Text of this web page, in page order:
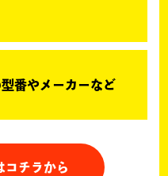
番やメーカーなど
コチラから